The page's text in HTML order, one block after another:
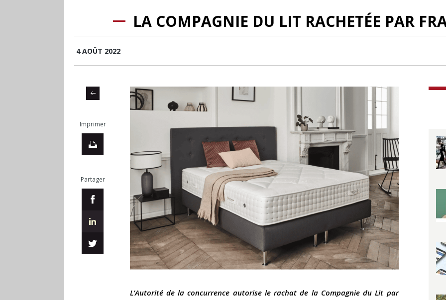
LA COMPAGNIE DU LIT RACHETÉE PAR
4 AOÛT 2022
Imprimer
Partager
L’Autorité de la concurrence autorise le rachat de la Compagnie du Lit par